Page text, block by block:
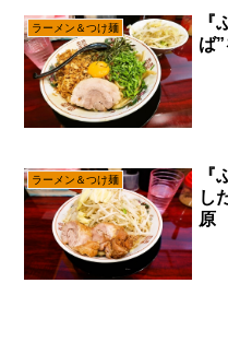
ラーメン＆つけ麺
『
ば
ラーメン＆つけ麺
『
し
原